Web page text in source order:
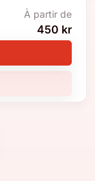
À partir de
450 kr